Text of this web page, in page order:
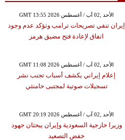
GMT 13:55 2026 الأحد ,02 آب / أغسطس
إيران تنفي تصريحات ترامب وتؤكد عدم وجود
اتفاق لإعادة فتح مضيق هرمز
GMT 11:08 2026 الأحد ,02 آب / أغسطس
إعلام إيراني يكشف أسباب تجنب نشر
تسجيلات صوتية لمجتبى خامنئي
GMT 20:19 2026 الأحد ,02 آب / أغسطس
وزيرا خارجية السعودية وإيران يبحثان جهود
خفض التصعيد